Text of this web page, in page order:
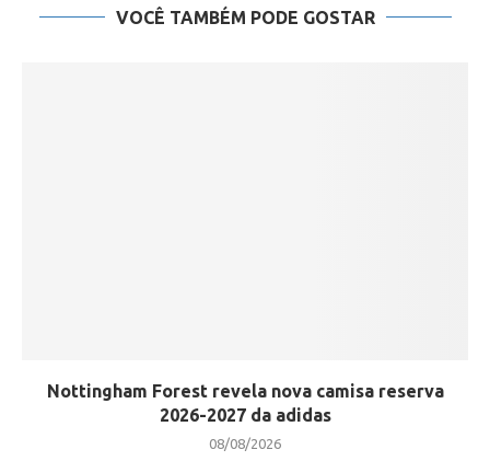
VOCÊ TAMBÉM PODE GOSTAR
Nottingham Forest revela nova camisa reserva
2026-2027 da adidas
08/08/2026